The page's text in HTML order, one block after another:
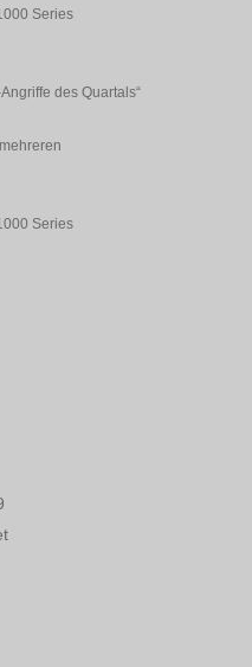
Series
des Quartals“
Series